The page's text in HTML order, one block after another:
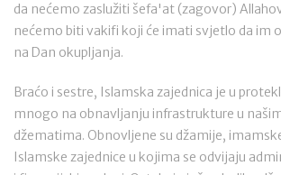
da nećemo zaslužiti šefa'at (zagovor)
nećemo biti vakifi koji će imati svjetlo da im
na Dan okupljanja.
Braćo i sestre, Islamska zajednica je u
mnogo na obnavljanju infrastrukture u
džematima. Obnovljene su džamije,
Islamske zajednice u kojima se odvijaju